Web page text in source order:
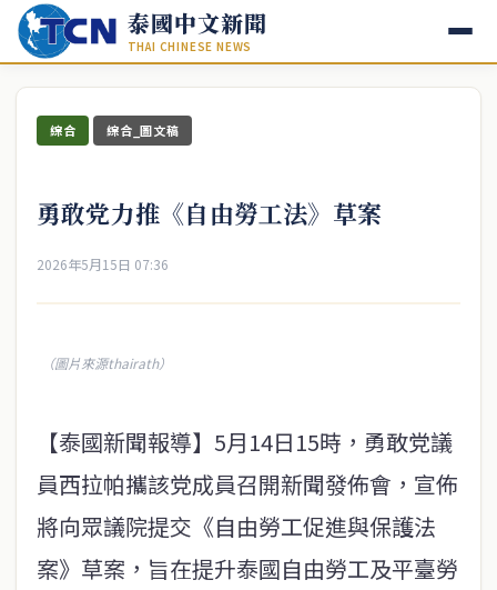
泰國中文新聞
THAI CHINESE NEWS
綜合 綜合_圖文稿
勇敢党力推《自由勞工法》草案
2026年5月15日 07:36
（圖片來源thairath）
【泰國新聞報導】5月14日15時，勇敢党議
員西拉帕攜該党成員召開新聞發佈會，宣佈
將向眾議院提交《自由勞工促進與保護法
案》草案，旨在提升泰國自由勞工及平臺勞